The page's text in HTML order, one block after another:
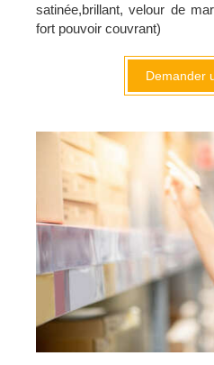
satinée,brillant, velour de
fort pouvoir couvrant)
Demander